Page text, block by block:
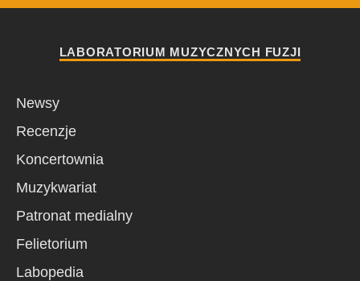
LABORATORIUM MUZYCZNYCH FUZJI
Newsy
Recenzje
Koncertownia
Muzykwariat
Patronat medialny
Felietorium
Labopedia